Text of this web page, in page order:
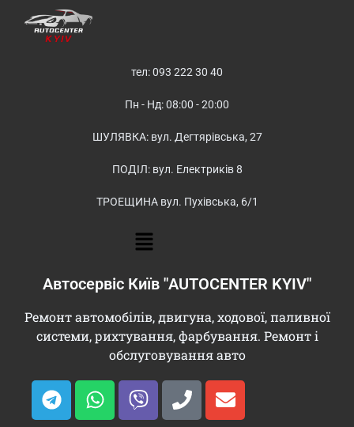
тел: 093 222 30 40
Пн - Нд: 08:00 - 20:00
ШУЛЯВКА: вул. Дегтярівська, 27
ПОДІЛ: вул. Електриків 8
ТРОЕЩИНА вул. Пухівська, 6/1
Автосервіс Київ "AUTOCENTER KYIV"
Ремонт автомобілів, двигуна, ходової, паливної
системи, рихтування, фарбування. Ремонт і
обслуговування авто